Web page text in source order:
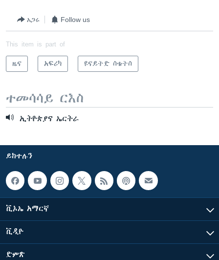
አጋሩ Follow us
This item is part of
ዜና አፍሪካ ዩናይትድ ስቴትስ
ተመሳሳይ ርእስ
ኢትዮጵያና ኤርትራ
ይከተሉን
ቪኦኤ አማርኛ
ቪዲዮ
ድምጽ